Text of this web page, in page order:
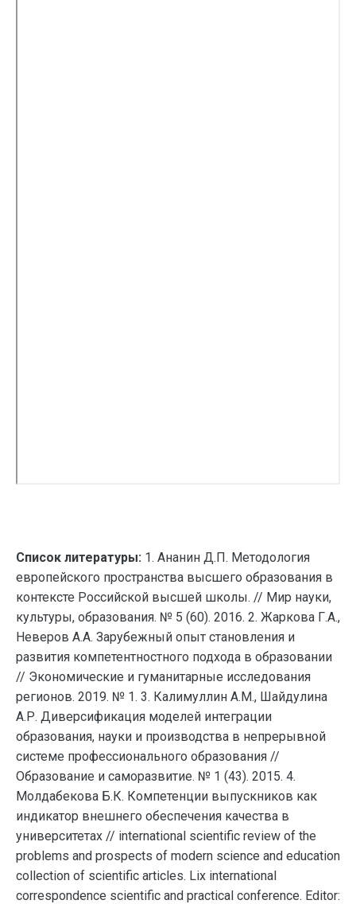
Список литературы: 1. Ананин Д.П. Методология
европейского пространства высшего образования в
контексте Российской высшей школы. // Мир науки,
культуры, образования. № 5 (60). 2016. 2. Жаркова Г.А.,
Неверов А.А. Зарубежный опыт становления и
развития компетентностного подхода в образовании
// Экономические и гуманитарные исследования
регионов. 2019. № 1. 3. Калимуллин А.М., Шайдулина
А.Р. Диверсификация моделей интеграции
образования, науки и производства в непрерывной
системе профессионального образования //
Образование и саморазвитие. № 1 (43). 2015. 4.
Молдабекова Б.К. Компетенции выпускников как
индикатор внешнего обеспечения качества в
университетах // international scientific review of the
problems and prospects of modern science and education
collection of scientific articles. Lix international
correspondence scientific and practical conference. Editor: